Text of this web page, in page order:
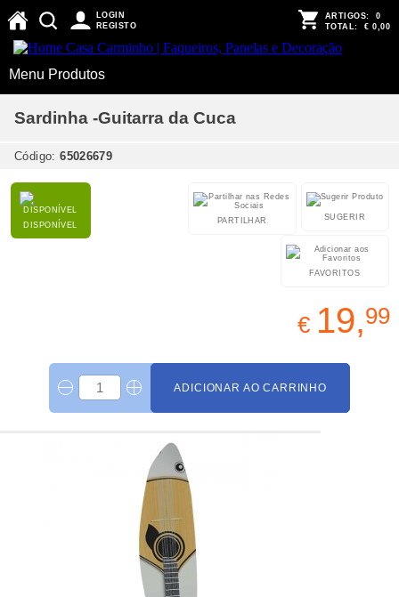
LOGIN
REGISTO
ARTIGOS: 0
TOTAL: € 0,00
Menu Produtos
Sardinha -Guitarra da Cuca
Código:65026679
DISPONÍVEL
SUGERIR
PARTILHAR
FAVORITOS
€ 19,99
ADICIONAR AO CARRINHO